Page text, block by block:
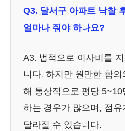
Q3. 달서구 아파트 낙찰
얼마나 줘야 하나요?
A3. 법적으로 이사비를
니다. 하지만 원만한 합의
해 통상적으로 평당 5~10
하는 경우가 많으며, 점
달라질 수 있습니다.